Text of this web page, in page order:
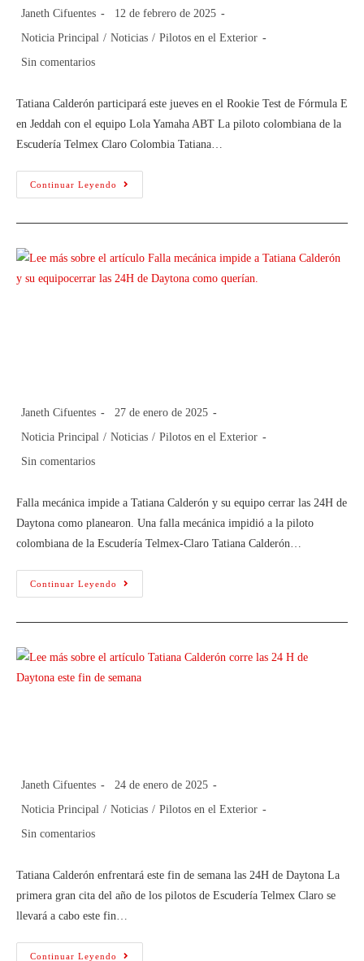
Janeth Cifuentes
12 de febrero de 2025
Noticia Principal / Noticias / Pilotos en el Exterior
Sin comentarios
Tatiana Calderón participará este jueves en el Rookie Test de Fórmula E
en Jeddah con el equipo Lola Yamaha ABT La piloto colombiana de la
Escudería Telmex Claro Colombia Tatiana…
Continuar Leyendo
Janeth Cifuentes
27 de enero de 2025
Noticia Principal / Noticias / Pilotos en el Exterior
Sin comentarios
Falla mecánica impide a Tatiana Calderón y su equipo cerrar las 24H de
Daytona como planearon. Una falla mecánica impidió a la piloto
colombiana de la Escudería Telmex-Claro Tatiana Calderón…
Continuar Leyendo
Janeth Cifuentes
24 de enero de 2025
Noticia Principal / Noticias / Pilotos en el Exterior
Sin comentarios
Tatiana Calderón enfrentará este fin de semana las 24H de Daytona La
primera gran cita del año de los pilotos de Escudería Telmex Claro se
llevará a cabo este fin…
Continuar Leyendo